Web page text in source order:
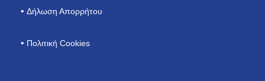
Δήλωση Απορρήτου
Πολιτική Cookies